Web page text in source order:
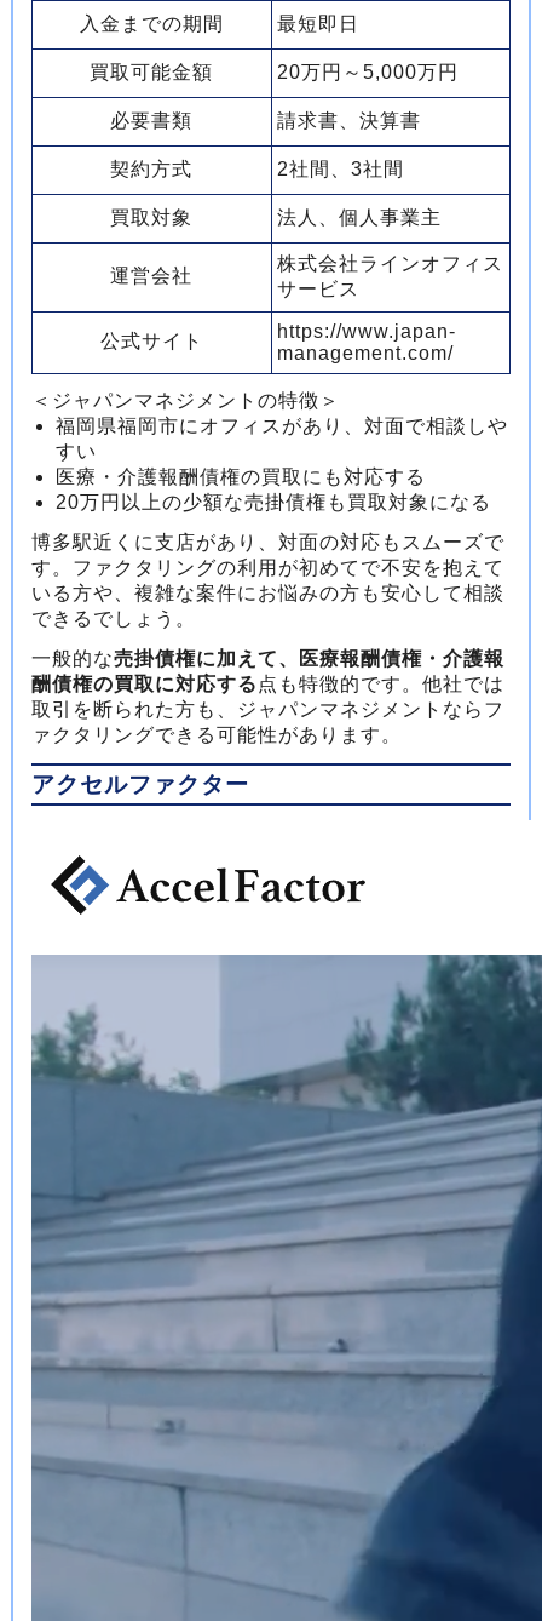
入金までの期間 最短即日
買取可能金額 20万円～5,000万円
必要書類 請求書、決算書
契約方式 2社間、3社間
買取対象 法人、個人事業主
運営会社
株式会社ラインオフィス
サービス
公式サイト
https://www.japan-
management.com/
＜ジャパンマネジメントの特徴＞
福岡県福岡市にオフィスがあり、対面で相談しや
すい
医療・介護報酬債権の買取にも対応する
20万円以上の少額な売掛債権も買取対象になる
博多駅近くに支店があり、対面の対応もスムーズで
す。ファクタリングの利用が初めてで不安を抱えて
いる方や、複雑な案件にお悩みの方も安心して相談
できるでしょう。
一般的な売掛債権に加えて、医療報酬債権・介護報
酬債権の買取に対応する 点も特徴的です。他社では
取引を断られた方も、ジャパンマネジメントならフ
ァクタリングできる可能性があります。
アクセルファクター